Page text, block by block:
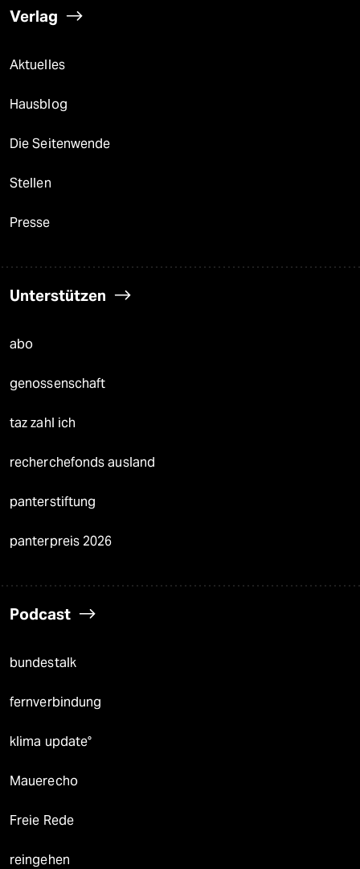
Verlag
Aktuelles
Hausblog
Die Seitenwende
Stellen
Presse
Unterstützen
abo
genossenschaft
taz zahl ich
recherchefonds ausland
panterstiftung
panterpreis 2026
Podcast
bundestalk
fernverbindung
klima update°
Mauerecho
Freie Rede
reingehen